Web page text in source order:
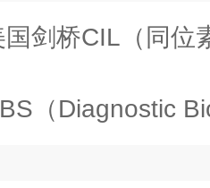
国剑桥CIL（同位
（Diagnostic